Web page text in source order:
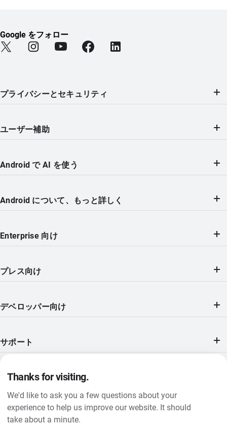
Google をフォロー
Find Android on Twitter (新しいタブで開きます)
Find Android on Instagram (新しいタブで開きます)
Find Android on YouTube (新しいタブで開きま
Find Android on Facebook (新しいタブ
Find Android on LinkedIn (新し
プライバシーとセキュリティ
ユーザー補助
Android で AI を使う
Android について、もっと詳しく
Enterprise 向け
プレス向け
デベロッパー向け
サポート
プライバシー ポリシー
Thanks for visiting.
We'd like to ask you a few questions about your
experience to help us improve our website. It should
take about a minute.